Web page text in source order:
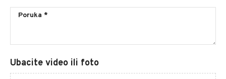
Ubacite video ili foto